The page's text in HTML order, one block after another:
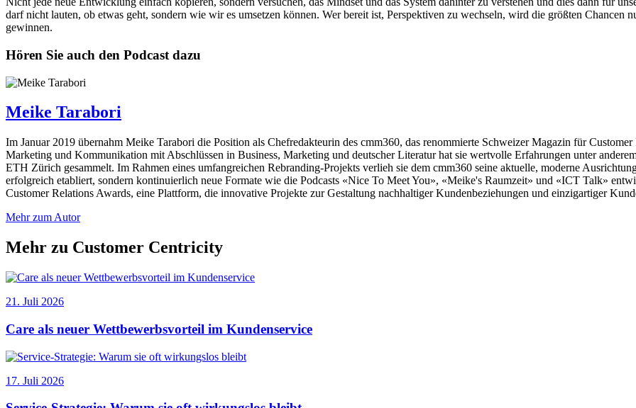
darf nicht lauten, ob etwas geht, sondern wie wir es umsetzen können. Wer bereit ist, Perspektiven zu wechseln, wird die größten Chancen
gewinnen.
Hören Sie auch den Podcast dazu
Meike Tarabori
Im Januar 2019 übernahm Meike Tarabori die Position als Chefredakteurin des cmm360, das renommierte Schweizer Magazin für
Marketing und Kommunikation mit Abschlüssen in Business, Marketing und deutscher Literatur hat sie wertvolle Erfahrungen unter
ETH Zürich gesammelt. Im Rahmen eines umfangreichen Rebranding-Projekts verlieh sie dem cmm360 seine aktuelle, moderne
erfolgreich etabliert, sondern kontinuierlich neue Formate wie die Podcasts «Nice To Meet You», «Meike's Raumzeit» und «ICT Talk»
Customer Relations Awards, eine Plattform, die innovative Projekte zur Gestaltung nachhaltiger Kundenbeziehungen und einzigartiger
Mehr zum Autor
Mehr zu Customer Centricity
21. Juli 2026
Care als neuer Wettbewerbsvorteil im Kundenservice
17. Juli 2026